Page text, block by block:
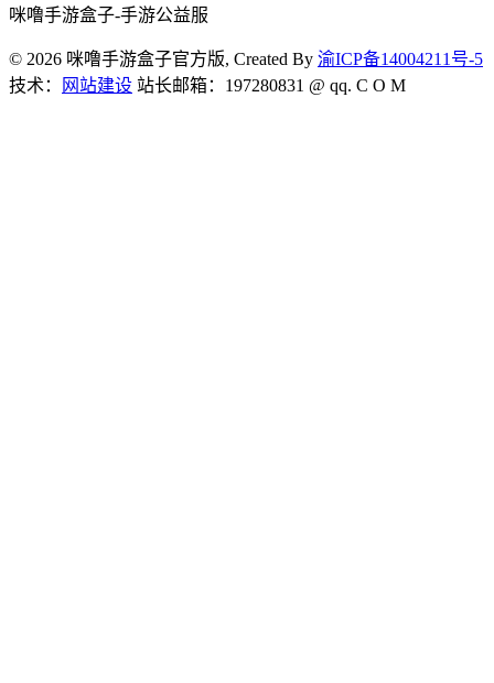
咪噜手游盒子-手游公益服
© 2026 咪噜手游盒子官方版, Created By 渝ICP备14004211号-5
技术：
网站建设 站长邮箱：197280831 @ qq. C O M